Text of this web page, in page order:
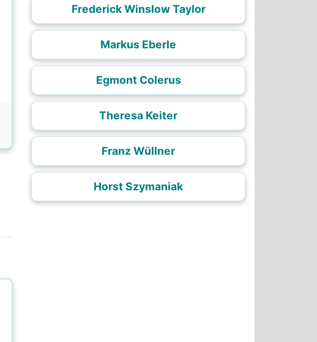
Frederick Winslow Taylor
Markus Eberle
Egmont Colerus
Theresa Keiter
Franz Wüllner
Horst Szymaniak